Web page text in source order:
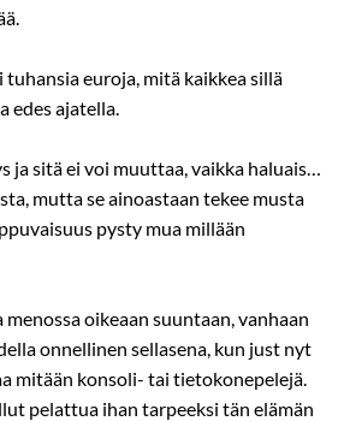
euroja, mitä kaikkea sillä
edes ajatella.
ja sitä ei voi muuttaa, vaikka haluais…
mutta se ainoastaan tekee musta
pysty mua millään
oikeaan suuntaan, vanhaan
onnellinen sellasena, kun just nyt
mitään konsoli- tai tietokonepelejä.
pelattua ihan tarpeeksi tän elämän